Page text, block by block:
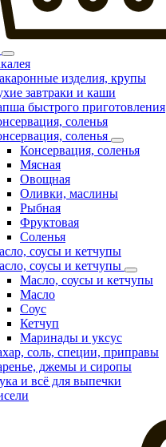
изделия, крупы
завтраки и каши
быстрого приготовления
соленья
соленья
Консервация, соленья
Мясная
Овощная
Оливки, маслины
Рыбная
Фруктовая
Соленья
соусы и кетчупы
соусы и кетчупы
Масло, соусы и кетчупы
Масло
Соус
Кетчуп
Маринады и уксус
соль, специи, приправы
джемы и сиропы
и всё для выпечки